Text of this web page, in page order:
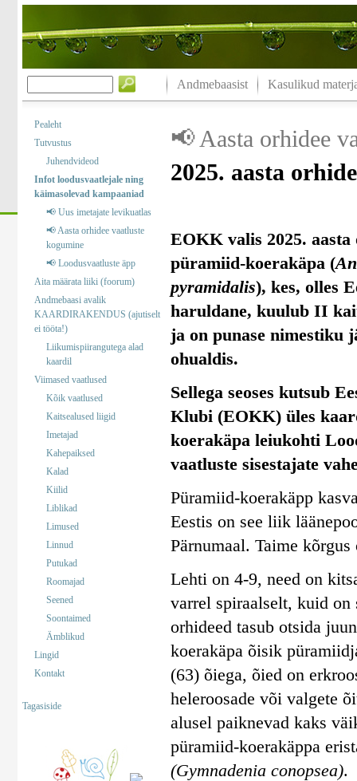
Andmebaasist Kasulikud
Pealeht
Tutvustus
Juhendvideod
Infot loodusvaatlejale ning
käimasolevad kampaaniad
📢 Uus imetajate levikuatlas
📢 Aasta orhidee vaatluste
kogumine
📢 Loodusvaatluste äpp
Aita määrata liiki (foorum)
Andmebaasi avalik
KAARDIRAKENDUS (ajutiselt
ei tööta!)
Liikumispiirangutega alad
kaardil
Viimased vaatlused
Kõik vaatlused
Kaitsealused liigid
Imetajad
Kahepaiksed
Kalad
Kiilid
Liblikad
Limused
Linnud
Putukad
Roomajad
Seened
Soontaimed
Ämblikud
Lingid
Kontakt
Tagasiside
📢 Aasta orhidee
2025. aasta
EOKK valis 2025. aasta
püramiid-koerakäpa (
pyramidalis), kes, olles
haruldane, kuulub II
ja on punase nimestiku
ohualdis.
Sellega seoses kutsub
Klubi (EOKK) üles
koerakäpa leiukohti
vaatluste sisestajate
Püramiid-koerakäpp
Eestis on see liik
Pärnumaal. Taime
Lehti on 4-9, need on
varrel spiraalselt, kuid on
orhideed tasub otsida
koerakäpa õisik
(63) õiega, õied on
heleroosade või valgete
alusel paiknevad kaks
püramiid-koerakäppa
(Gymnadenia conopsea).